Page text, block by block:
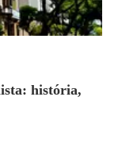
história,